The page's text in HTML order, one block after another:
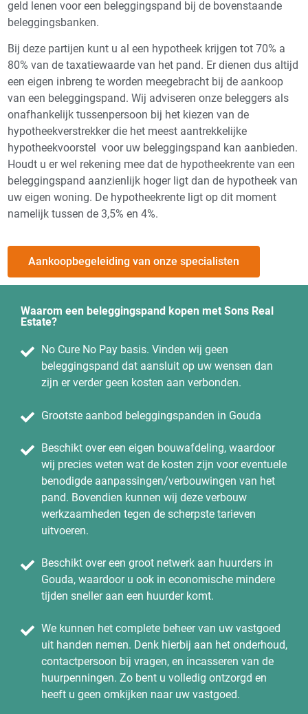
geld lenen voor een beleggingspand bij de bovenstaande
beleggingsbanken.
Bij deze partijen kunt u al een hypotheek krijgen tot 70% a
80% van de taxatiewaarde van het pand. Er dienen dus altijd
een eigen inbreng te worden meegebracht bij de aankoop
van een beleggingspand. Wij adviseren onze beleggers als
onafhankelijk tussenpersoon bij het kiezen van de
hypotheekverstrekker die het meest aantrekkelijke
hypotheekvoorstel voor uw beleggingspand kan aanbieden.
Houdt u er wel rekening mee dat de hypotheekrente van een
beleggingspand aanzienlijk hoger ligt dan de hypotheek van
uw eigen woning. De hypotheekrente ligt op dit moment
namelijk tussen de 3,5% en 4%.
Aankoopbegeleiding van onze specialisten
Waarom een beleggingspand kopen met Sons Real
Estate?
No Cure No Pay basis. Vinden wij geen
beleggingspand dat aansluit op uw wensen dan
zijn er verder geen kosten aan verbonden.
Grootste aanbod beleggingspanden in Gouda
Beschikt over een eigen bouwafdeling, waardoor
wij precies weten wat de kosten zijn voor eventuele
benodigde aanpassingen/verbouwingen van het
pand. Bovendien kunnen wij deze verbouw
werkzaamheden tegen de scherpste tarieven
uitvoeren.
Beschikt over een groot netwerk aan huurders in
Gouda, waardoor u ook in economische mindere
tijden sneller aan een huurder komt.
We kunnen het complete beheer van uw vastgoed
uit handen nemen. Denk hierbij aan het onderhoud,
contactpersoon bij vragen, en incasseren van de
huurpenningen. Zo bent u volledig ontzorgd en
heeft u geen omkijken naar uw vastgoed.